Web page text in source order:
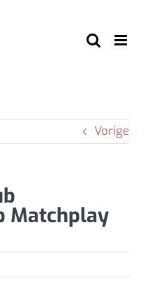
Vorige
Matchplay